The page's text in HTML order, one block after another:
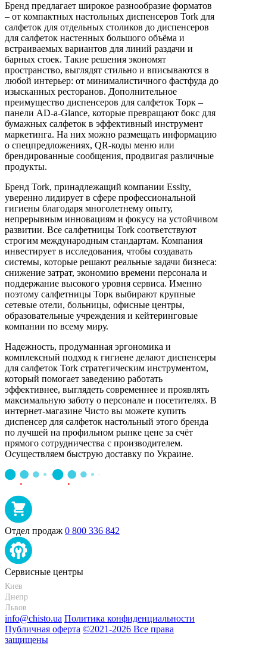
Бренд предлагает широкое разнообразие форматов
– от компактных настольных диспенсеров Tork для
салфеток для отдельных столиков до диспенсеров
для салфеток настенных большого объёма и
встраиваемых вариантов для линий раздачи и
барных стоек. Такие решения экономят
пространство, выглядят стильно и вписываются в
любой интерьер: от минималистичного фастфуда до
изысканных ресторанов. Дополнительное
преимущество диспенсеров для салфеток Торк –
панели AD-a-Glance, которые превращают бокс для
бумажных салфеток в эффективный инструмент
маркетинга. На них можно размещать информацию
о спецпредложениях, QR-коды меню или
брендированные сообщения, продвигая различные
продукты.
Бренд Tork, принадлежащий компании Essity,
уверенно лидирует в сфере профессиональной
гигиены благодаря многолетнему опыту,
непрерывным инновациям и фокусу на устойчивом
развитии. Все салфетницы Tork соответствуют
строгим международным стандартам. Компания
инвестирует в исследования, чтобы создавать
системы, которые решают реальные задачи бизнеса:
снижение затрат, экономию времени персонала и
поддержание высокого уровня сервиса. Именно
поэтому салфетницы Торк выбирают крупные
сетевые отели, больницы, офисные центры,
образовательные учреждения и кейтеринговые
компании по всему миру.
Надежность, продуманная эргономика и
комплексный подход к гигиене делают диспенсеры
для салфеток Tork стратегическим инструментом,
который помогает заведению работать
эффективнее, выглядеть современнее и проявлять
максимальную заботу о персонале и посетителях. В
интернет-магазине Чисто вы можете купить
диспенсер для салфеток настольный этого бренда
по лучшей на профильном рынке цене за счёт
прямого сотрудничества с производителем.
Осуществляем быструю доставку по Украине.
Отдел продаж 0 800 336 842
Сервисные центры
Киев
Днепр
Львов
info@chisto.ua Политика конфиденциальности
Публичная оферта ©2021-2026 Все права
защищены